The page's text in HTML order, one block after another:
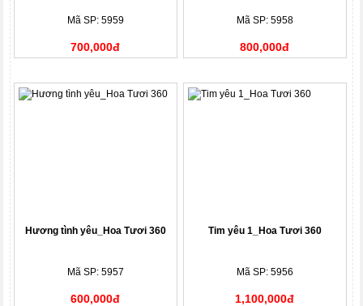
Mã SP: 5959
700,000đ
Mã SP: 5958
800,000đ
Hương tình yêu_Hoa Tươi 360
Mã SP: 5957
600,000đ
Tim yêu 1_Hoa Tươi 360
Mã SP: 5956
1,100,000đ